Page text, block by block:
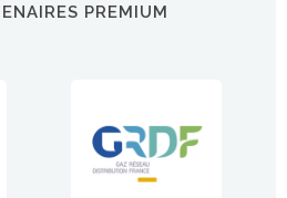
PREMIUM